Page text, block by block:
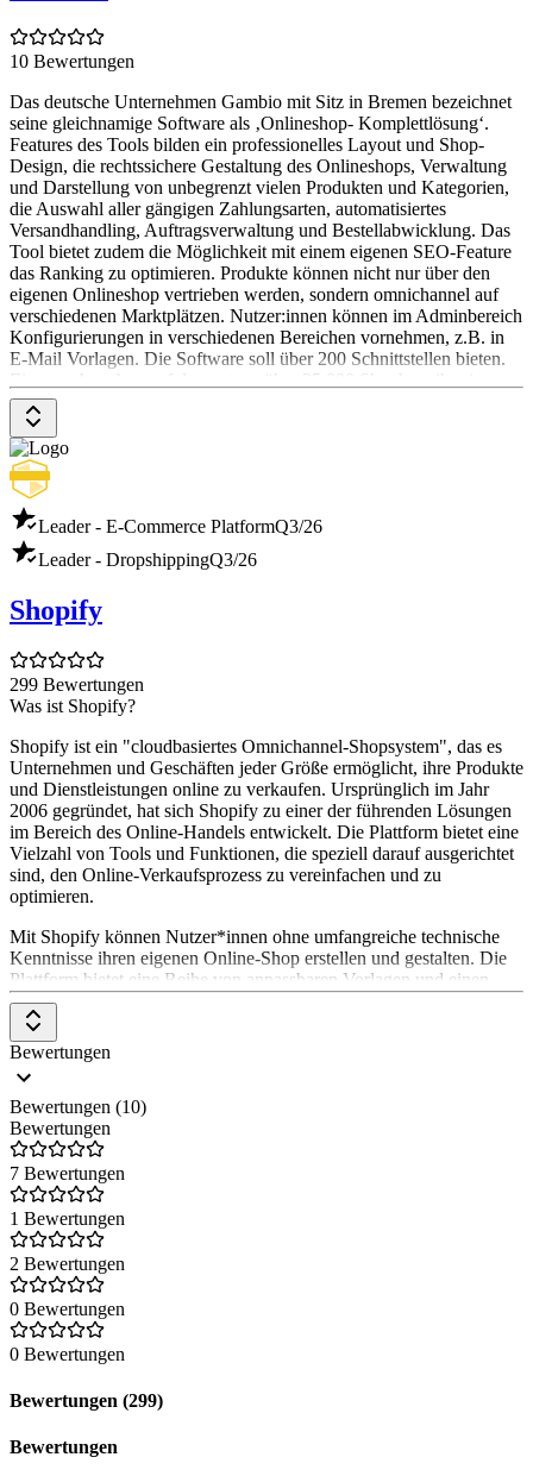
10 Bewertungen
Das deutsche Unternehmen Gambio mit Sitz in Bremen bezeichnet
seine gleichnamige Software als ‚Onlineshop- Komplettlösung‘.
Features des Tools bilden ein professionelles Layout und Shop-
Design, die rechtssichere Gestaltung des Onlineshops, Verwaltung
und Darstellung von unbegrenzt vielen Produkten und Kategorien,
die Auswahl aller gängigen Zahlungsarten, automatisiertes
Versandhandling, Auftragsverwaltung und Bestellabwicklung. Das
Tool bietet zudem die Möglichkeit mit einem eigenen SEO-Feature
das Ranking zu optimieren. Produkte können nicht nur über den
eigenen Onlineshop vertrieben werden, sondern omnichannel auf
verschiedenen Marktplätzen. Nutzer:innen können im Adminbereich
Konfigurierungen in verschiedenen Bereichen vornehmen, z.B. in
E-Mail Vorlagen. Die Software soll über 200 Schnittstellen bieten.
Eigenen Angaben zufolge nutzen über 25.000 Shopbetreiber:innen
Gambio. Preislich können Nutzer:innen zwischen monatlichen oder
jährlichen Abonnements als Cloud-Lösung oder Self-Hosting-
Variante wählen. Das ‚Start-up‘ Paket liegt monatlich bei €17,96,
das ‚Small Business‘ Paket kostet monatlich €44,96 und das
‚Professional‘ Paket €89,96 monatlich (entspricht der monatlichen
Gebühren im Jahres-Abo in der Cloud-Lösung)
Leader - E-Commerce PlatformQ3/26
Leader - DropshippingQ3/26
Shopify
299 Bewertungen
Was ist Shopify?
Shopify ist ein "cloudbasiertes Omnichannel-Shopsystem", das es
Unternehmen und Geschäften jeder Größe ermöglicht, ihre Produkte
und Dienstleistungen online zu verkaufen. Ursprünglich im Jahr
2006 gegründet, hat sich Shopify zu einer der führenden Lösungen
im Bereich des Online-Handels entwickelt. Die Plattform bietet eine
Vielzahl von Tools und Funktionen, die speziell darauf ausgerichtet
sind, den Online-Verkaufsprozess zu vereinfachen und zu
optimieren.
Mit Shopify können Nutzer*innen ohne umfangreiche technische
Kenntnisse ihren eigenen Online-Shop erstellen und gestalten. Die
Plattform bietet eine Reihe von anpassbaren Vorlagen und einen
benutzerfreundlichen Drag-and-Drop-Editor, der die Erstellung
eines professionell aussehenden Shops erleichtert.
Bewertungen
Bewertungen (10)
Bewertungen
7 Bewertungen
1 Bewertungen
2 Bewertungen
0 Bewertungen
0 Bewertungen
Bewertungen (299)
Bewertungen